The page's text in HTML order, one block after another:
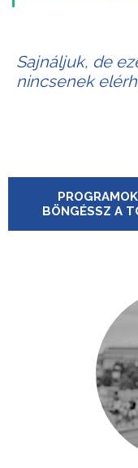
Sajnáljuk, de
nincsenek
BÖNGÉSSZ A